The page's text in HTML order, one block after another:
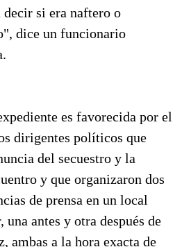
decir si era naftero o
dice un funcionario
es favorecida por el
dirigentes políticos que
del secuestro y la
y que organizaron dos
de prensa en un local
antes y otra después de
ambas a la hora exacta de